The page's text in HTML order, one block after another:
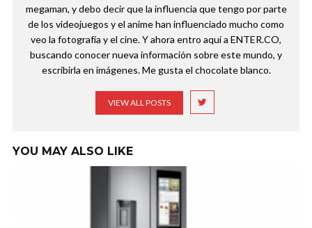
megaman, y debo decir que la influencia que tengo por parte
de los videojuegos y el anime han influenciado mucho como
veo la fotografía y el cine. Y ahora entro aquí a ENTER.CO,
buscando conocer nueva información sobre este mundo, y
escribirla en imágenes. Me gusta el chocolate blanco.
VIEW ALL POSTS
YOU MAY ALSO LIKE